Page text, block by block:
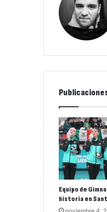
Equipo de
historia en